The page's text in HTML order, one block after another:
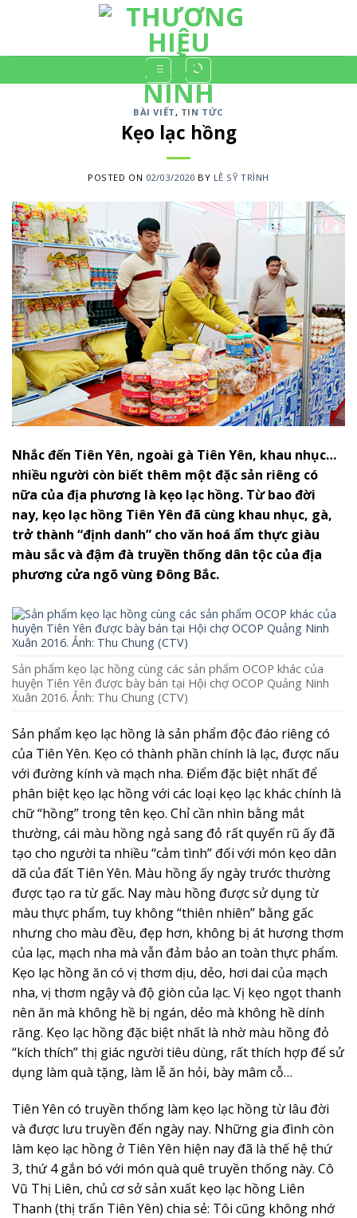
BÀI VIẾT, TIN TỨC
Kẹo lạc hồng
POSTED ON 02/03/2020 BY LÊ SỸ TRÌNH
Nhắc đến Tiên Yên, ngoài gà Tiên Yên, khau nhục…
nhiều người còn biết thêm một đặc sản riêng có
nữa của địa phương là kẹo lạc hồng. Từ bao đời
nay, kẹo lạc hồng Tiên Yên đã cùng khau nhục, gà,
trở thành “định danh” cho văn hoá ẩm thực giàu
màu sắc và đậm đà truyền thống dân tộc của địa
phương cửa ngõ vùng Đông Bắc.
Sản phẩm kẹo lạc hồng cùng các sản phẩm OCOP khác của
huyện Tiên Yên được bày bán tại Hội chợ OCOP Quảng Ninh
Xuân 2016. Ảnh: Thu Chung (CTV)
Sản phẩm kẹo lạc hồng là sản phẩm độc đáo riêng có
của Tiên Yên. Kẹo có thành phần chính là lạc, được nấu
với đường kính và mạch nha. Điểm đặc biệt nhất để
phân biệt kẹo lạc hồng với các loại kẹo lạc khác chính là
chữ “hồng” trong tên kẹo. Chỉ cần nhìn bằng mắt
thường, cái màu hồng ngả sang đỏ rất quyến rũ ấy đã
tạo cho người ta nhiều “cảm tình” đối với món kẹo dân
dã của đất Tiên Yên. Màu hồng ấy ngày trước thường
được tạo ra từ gấc. Nay màu hồng được sử dụng từ
màu thực phẩm, tuy không “thiên nhiên” bằng gấc
nhưng cho màu đều, đẹp hơn, không bị át hương thơm
của lạc, mạch nha mà vẫn đảm bảo an toàn thực phẩm.
Kẹo lạc hồng ăn có vị thơm dịu, dẻo, hơi dai của mạch
nha, vị thơm ngậy và độ giòn của lạc. Vị kẹo ngọt thanh
nên ăn mà không hề bị ngán, dẻo mà không hề dính
răng. Kẹo lạc hồng đặc biệt nhất là nhờ màu hồng đỏ
“kích thích” thị giác người tiêu dùng, rất thích hợp để sử
dụng làm quà tặng, làm lễ ăn hỏi, bày mâm cỗ…
Tiên Yên có truyền thống làm kẹo lạc hồng từ lâu đời
và được lưu truyền đến ngày nay. Những gia đình còn
làm kẹo lạc hồng ở Tiên Yên hiện nay đã là thế hệ thứ
3, thứ 4 gắn bó với món quà quê truyền thống này. Cô
Vũ Thị Liên, chủ cơ sở sản xuất kẹo lạc hồng Liên
Thanh (thị trấn Tiên Yên) chia sẻ: Tôi cũng không nhớ